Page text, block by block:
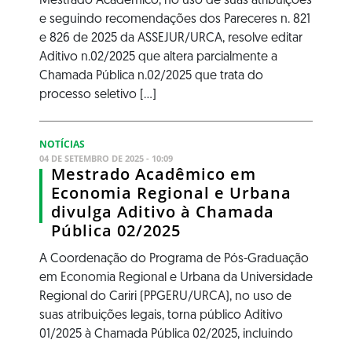
e seguindo recomendações dos Pareceres n. 821
e 826 de 2025 da ASSEJUR/URCA, resolve editar
Aditivo n.02/2025 que altera parcialmente a
Chamada Pública n.02/2025 que trata do
processo seletivo [...]
NOTÍCIAS
04 DE SETEMBRO DE 2025 - 10:09
Mestrado Acadêmico em
Economia Regional e Urbana
divulga Aditivo à Chamada
Pública 02/2025
A Coordenação do Programa de Pós-Graduação
em Economia Regional e Urbana da Universidade
Regional do Cariri (PPGERU/URCA), no uso de
suas atribuições legais, torna público Aditivo
01/2025 à Chamada Pública 02/2025, incluindo